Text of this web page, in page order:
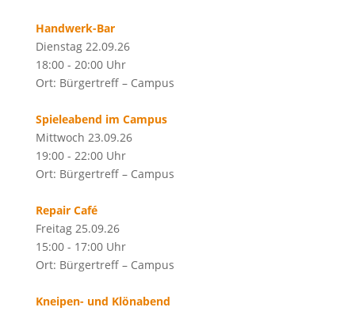
Handwerk-Bar
Dienstag 22.09.26
18:00 - 20:00 Uhr
Ort: Bürgertreff – Campus
Spieleabend im Campus
Mittwoch 23.09.26
19:00 - 22:00 Uhr
Ort: Bürgertreff – Campus
Repair Café
Freitag 25.09.26
15:00 - 17:00 Uhr
Ort: Bürgertreff – Campus
Kneipen- und Klönabend